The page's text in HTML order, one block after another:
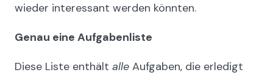
wieder interessant werden könnten.
Genau eine Aufgabenliste
Diese Liste enthält alle Aufgaben, die erledigt